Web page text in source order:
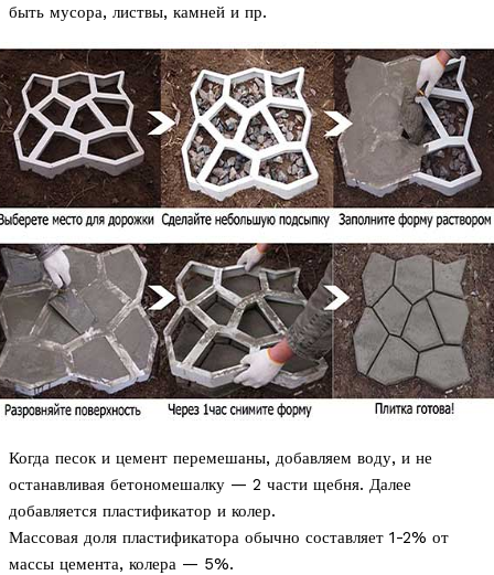
быть мусора, листвы, камней и пр.
Когда песок и цемент перемешаны, добавляем воду, и не
останавливая бетономешалку — 2 части щебня. Далее
добавляется пластификатор и колер.
Массовая доля пластификатора обычно составляет 1-2% от
массы цемента, колера — 5%.